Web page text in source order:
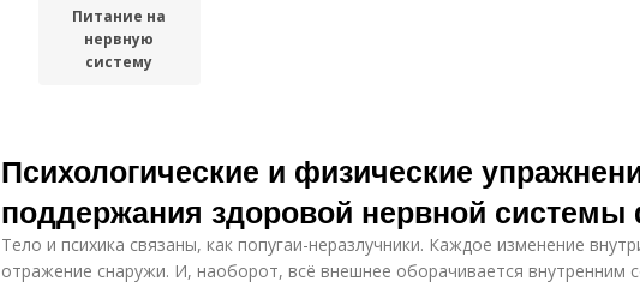
Питание на
нервную
систему
Психологические и физические
поддержания здоровой нервной
Тело и психика связаны, как попугаи-неразлучники. Каждое изменение
отражение снаружи. И, наоборот, всё внешнее оборачивается внутренним